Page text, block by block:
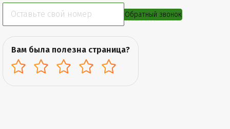
Обратный звонок
Вам была полезна страница?